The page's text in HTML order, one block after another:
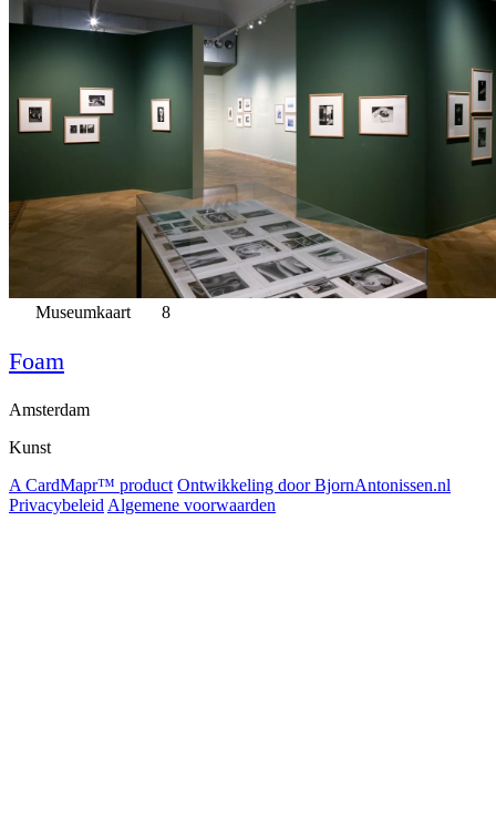
Museumkaart 8
Foam
Amsterdam
Kunst
A CardMapr™ product Ontwikkeling door BjornAntonissen.nl
Privacybeleid Algemene voorwaarden